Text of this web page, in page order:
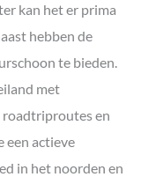
kan het er prima
hebben de
te bieden.
met
roadtriproutes en
een actieve
in het noorden en